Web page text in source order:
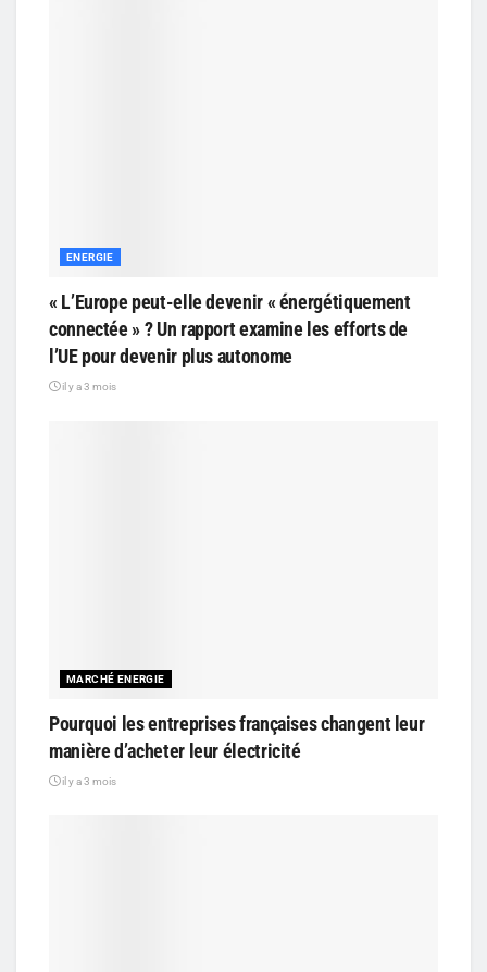
ENERGIE
« L’Europe peut-elle devenir « énergétiquement
connectée » ? Un rapport examine les efforts de
l’UE pour devenir plus autonome
il y a 3 mois
MARCHÉ ENERGIE
Pourquoi les entreprises françaises changent leur
manière d’acheter leur électricité
il y a 3 mois